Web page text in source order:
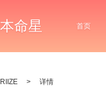
本命星 首页
RIIZE > 详情